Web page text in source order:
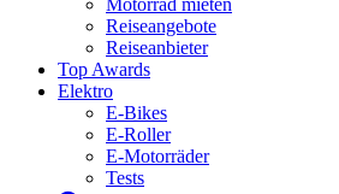
Motorrad mieten
Reiseangebote
Reiseanbieter
Top Awards
Elektro
E-Bikes
E-Roller
E-Motorräder
Tests